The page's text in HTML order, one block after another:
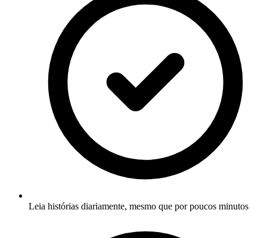
Leia histórias diariamente, mesmo que por poucos minutos